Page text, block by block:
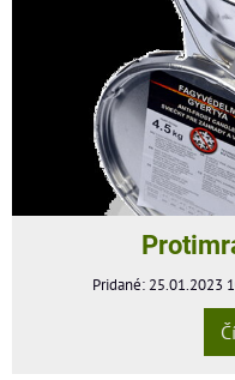
Pridané: 25.01.2023